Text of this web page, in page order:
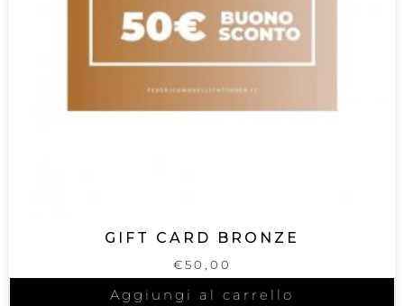
GIFT CARD BRONZE
€50,00
Aggiungi al carrello